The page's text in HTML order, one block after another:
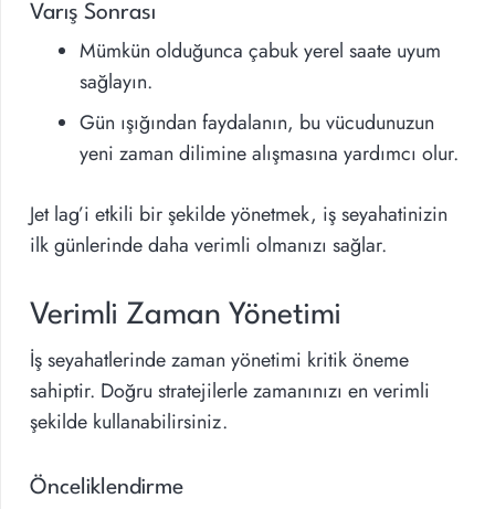
Varış Sonrası
Mümkün olduğunca çabuk yerel saate uyum
sağlayın.
Gün ışığından faydalanın, bu vücudunuzun
yeni zaman dilimine alışmasına yardımcı olur.
Jet lag’i etkili bir şekilde yönetmek, iş seyahatinizin
ilk günlerinde daha verimli olmanızı sağlar.
Verimli Zaman Yönetimi
İş seyahatlerinde zaman yönetimi kritik öneme
sahiptir. Doğru stratejilerle zamanınızı en verimli
şekilde kullanabilirsiniz.
Önceliklendirme